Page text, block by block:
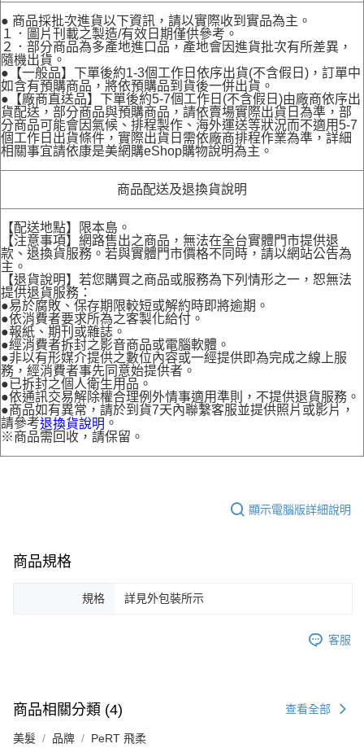
● 商品採批次進貨以下資訊，請以實際收到實品為主。
１．圖片刊載之製造/有效日期僅供參考。
２．部分商品為多產地進口品，產地會因進貨批次有所差異，
隨機出貨。
●【一般品】下單後約1-3個工作日依序出貨(不含假日)，訂單中
如含有預購商品，將依預購品到貨後一併出貨。
●【廠商直送品】下單後約5-7個工作日(不含假日)由廠商依序出
貨配送，部分商品與預購商品，請依賣場實際出貨日為準，部
分商品可能會因氣候、排程製作、海外運送等狀況而不適用5-7
個工作日出貨條件，實際出貨日需依廠商排程作業為準，詳細
相關事宜請依康是美網購eShop購物說明為主。
商品配送及退換貨說明
【配送地點】限本島。
【注意事項】網路售出之商品，無法在全台實體門市提供退
款、退換貨服務。若與實體門市價格不同時，請以網站公告為
主。
【退貨說明】若您購買之商品或服務為下列情形之一，恕無法
提供退貨服務：
●易於腐敗、保存期限較短或解約時即將逾期。
●依消費者要求所為之客製化給付。
●報紙、期刊或雜誌。
●經消費者拆封之影音商品或電腦軟體。
●非以有形媒介提供之數位內容或一經提供即為完成之線上服
務，經消費者事先同意始提供者。
●已拆封之個人衛生用品。
●依通訊交易解除權合理例外情事適用準則，不提供退貨服務。
●商品如有異常，請於到貨7天內聯繫客服並提供照片或影片，
請參考退換貨說明 。
※商品需回收，請保留。
顯示電腦版詳細說明
商品規格
規格 詳見外包裝所示
客服
商品相關分類 (4) 查看全部
美髮 品牌 PeRT 飛柔